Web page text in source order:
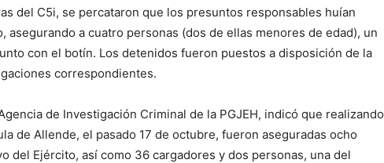
del C5i, se percataron que los presuntos responsables huían
asegurando a cuatro personas (dos de ellas menores de edad), un
con el botín. Los detenidos fueron puestos a disposición de la
correspondientes.
de Investigación Criminal de la PGJEH, indicó que realizando
de Allende, el pasado 17 de octubre, fueron aseguradas ocho
del Ejército, así como 36 cargadores y dos personas, una del